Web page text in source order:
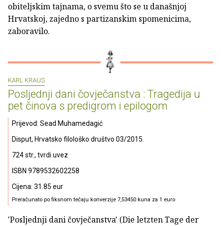
obiteljskim tajnama, o svemu što se u današnjoj
Hrvatskoj, zajedno s partizanskim spomenicima,
zaboravilo.
KARL KRAUS
Posljednji dani čovječanstva : Tragedija u
pet činova s predigrom i epilogom
Prijevod: Sead Muhamedagić
Disput, Hrvatsko filološko društvo 03/2015.
724 str., tvrdi uvez
ISBN 9789532602258
Cijena: 31.85 eur
Preračunato po fiksnom tečaju konverzije 7,53450 kuna za 1 euro
'Posljednji dani čovječanstva' (Die letzten Tage der